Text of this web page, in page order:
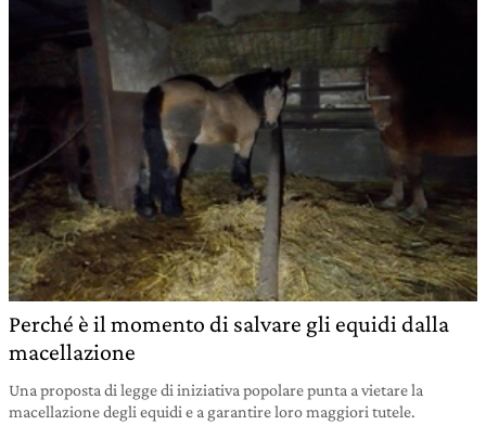
Perché è il momento di salvare gli equidi dalla
macellazione
Una proposta di legge di iniziativa popolare punta a vietare la
macellazione degli equidi e a garantire loro maggiori tutele.